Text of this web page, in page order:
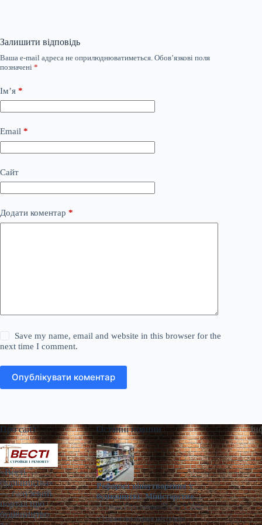
Залишити відповідь
Ваша e-mail адреса не оприлюднюватиметься. Обов’язкові поля
позначені *
Ім’я *
Email *
Сайт
Додати коментар *
Save my name, email and website in this browser for the
next time I comment.
Опублікувати коментар
Про сайт
«Весті
будівництва»
— галузевий
портал про
будівництво
Останні новини
Реформа ціноутворення у
будівництві: Міністерство
разом із громадами
напрацьовує зміни | Столична
Ганна Герасименко
Сер 5, 2026
> Наразі показники поступово